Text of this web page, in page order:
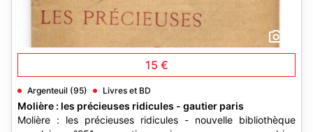
15 €
Argenteuil (95) Livres et BD
Molière : les précieuses ridicules - gautier paris
Molière : les précieuses ridicules - nouvelle bibliothèque